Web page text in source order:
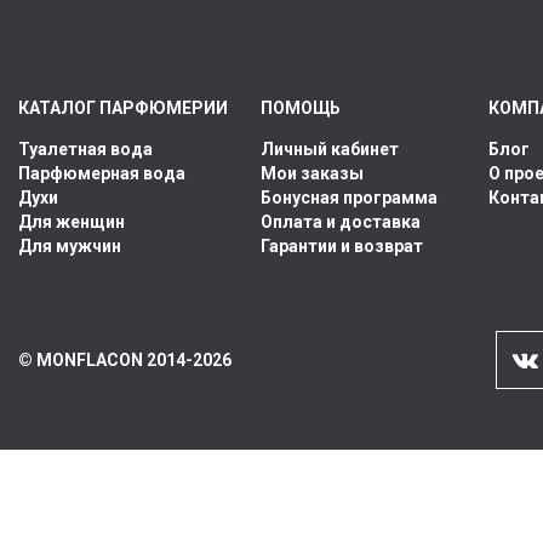
КАТАЛОГ ПАРФЮМЕРИИ
Туалетная вода
Парфюмерная вода
Духи
Для женщин
Для мужчин
© MONFLACON 2014-2026
ПОМОЩЬ
Личный кабинет
Мои заказы
Бонусная программа
Оплата и доставка
Гарантии и возврат
Блог
О